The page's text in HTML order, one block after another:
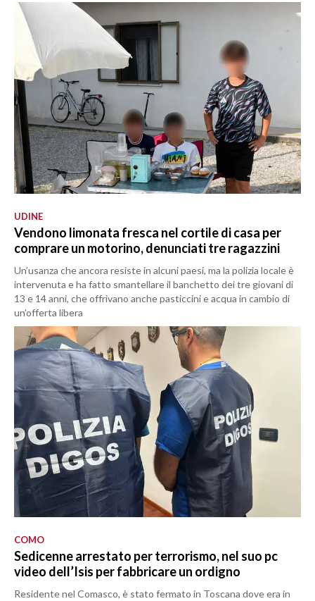
UDINE
Vendono limonata fresca nel cortile di casa per
comprare un motorino, denunciati tre ragazzini
Un’usanza che ancora resiste in alcuni paesi, ma la polizia locale è
intervenuta e ha fatto smantellare il banchetto dei tre giovani di
13 e 14 anni, che offrivano anche pasticcini e acqua in cambio di
un’offerta libera
COMO
Sedicenne arrestato per terrorismo, nel suo pc
video dell’Isis per fabbricare un ordigno
Residente nel Comasco, è stato fermato in Toscana dove era in